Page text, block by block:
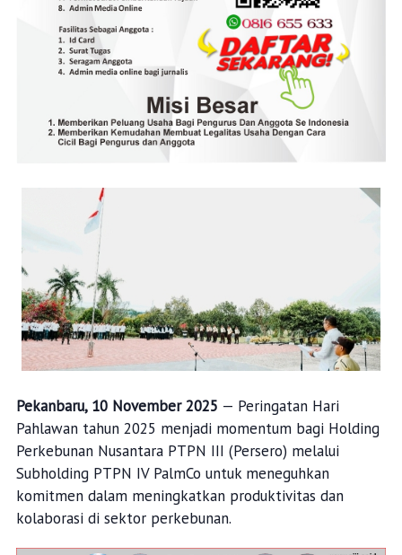
Pekanbaru, 10 November 2025 — Peringatan Hari
Pahlawan tahun 2025 menjadi momentum bagi Holding
Perkebunan Nusantara PTPN III (Persero) melalui
Subholding PTPN IV PalmCo untuk meneguhkan
komitmen dalam meningkatkan produktivitas dan
kolaborasi di sektor perkebunan.